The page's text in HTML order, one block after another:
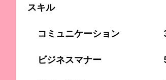
スキル
コミュニケーション
ビジネスマナー